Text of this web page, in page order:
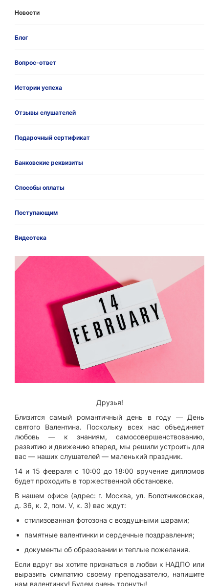
Новости
Блог
Вопрос-ответ
Истории успеха
Отзывы слушателей
Подарочный сертификат
Банковские реквизиты
Способы оплаты
Поступающим
Видеотека
Друзья!
Близится самый романтичный день в году — День
святого Валентина. Поскольку всех нас объединяет
любовь — к знаниям, самосовершенствованию,
развитию и движению вперед, мы решили устроить для
вас — наших слушателей — маленький праздник.
14 и 15 февраля с 10:00 до 18:00 вручение дипломов
будет проходить в торжественной обстановке.
В нашем офисе (адрес: г. Москва, ул. Болотниковская,
д. 36, к. 2, пом. V, к. 3) вас ждут:
стилизованная фотозона с воздушными шарами;
памятные валентинки и сердечные поздравления;
документы об образовании и теплые пожелания.
Если вдруг вы хотите признаться в любви к НАДПО или
выразить симпатию своему преподавателю, напишите
нам валентинку! Будем очень тронуты!